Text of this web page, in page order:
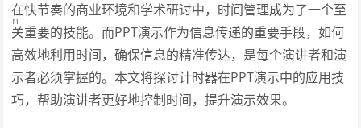
在快节奏的商业环境和学术研讨中，时间管理成为了一个至
关重要的技能。而PPT演示作为信息传递的重要手段，如何
高效地利用时间，确保信息的精准传达，是每个演讲者和演
示者必须掌握的。本文将探讨计时器在PPT演示中的应用技
巧，帮助演讲者更好地控制时间，提升演示效果。